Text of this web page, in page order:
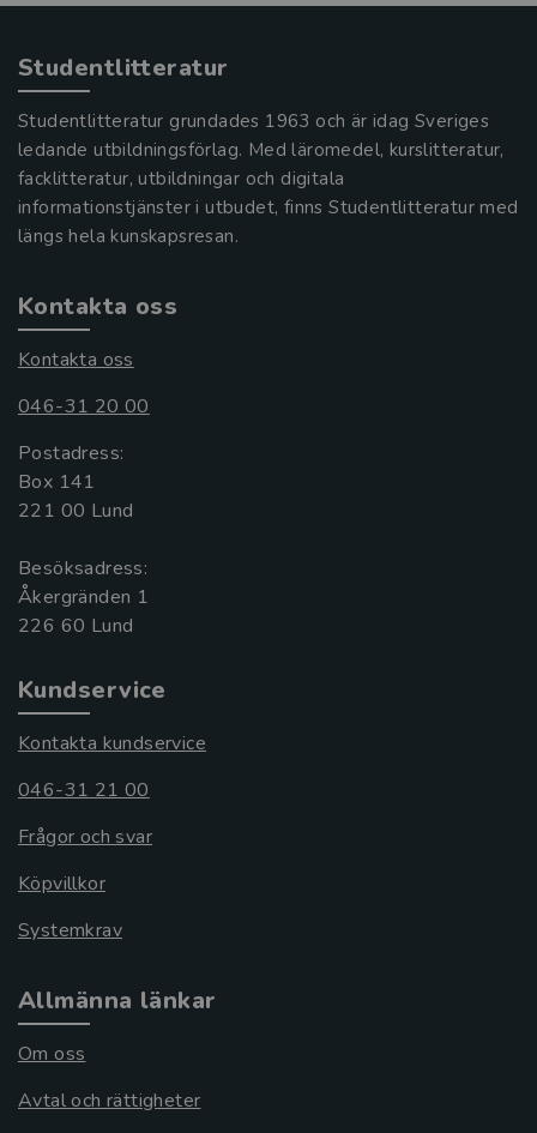
Studentlitteratur
Studentlitteratur grundades 1963 och är idag Sveriges
ledande utbildningsförlag. Med läromedel, kurslitteratur,
facklitteratur, utbildningar och digitala
informationstjänster i utbudet, finns Studentlitteratur med
längs hela kunskapsresan.
Kontakta oss
Kontakta oss
046-31 20 00
Postadress:
Box 141
221 00 Lund
Besöksadress:
Åkergränden 1
Kundservice
Kontakta kundservice
046-31 21 00
Frågor och svar
Köpvillkor
Systemkrav
Allmänna länkar
Om oss
Avtal och rättigheter